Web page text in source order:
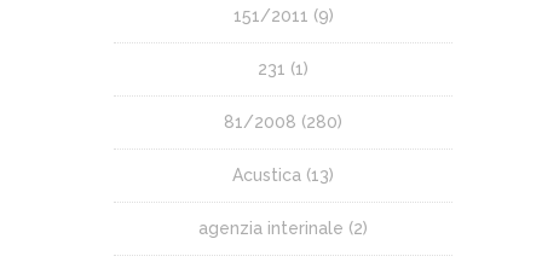
151/2011 (9)
231 (1)
81/2008 (280)
Acustica (13)
agenzia interinale (2)